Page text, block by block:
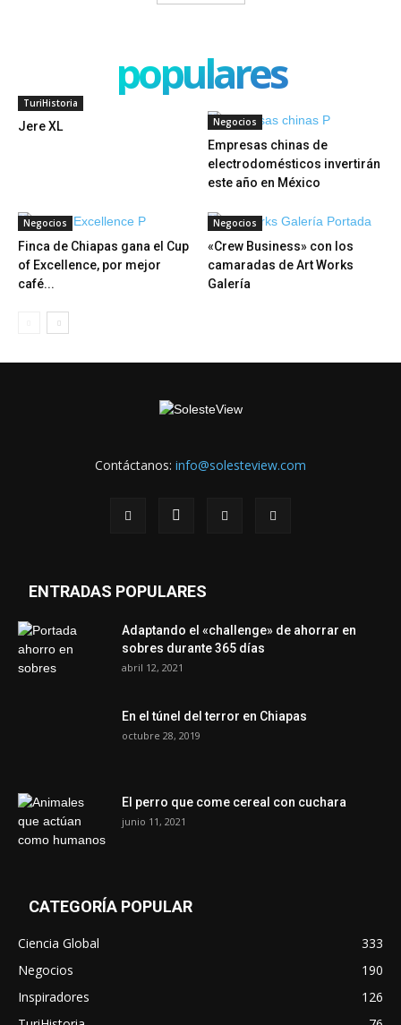
populares
TuriHistoria
Jere XL Negocios
Empresas chinas de
electrodomésticos invertirán
este año en México
Negocios
Finca de Chiapas gana el Cup
of Excellence, por mejor
café...
Negocios
«Crew Business» con los
camaradas de Art Works
Galería
Contáctanos: info@solesteview.com
ENTRADAS POPULARES
Adaptando el «challenge» de ahorrar en
sobres durante 365 días
abril 12, 2021
En el túnel del terror en Chiapas
octubre 28, 2019
El perro que come cereal con cuchara
junio 11, 2021
CATEGORÍA POPULAR
Ciencia Global
333
Negocios
190
Inspiradores
126